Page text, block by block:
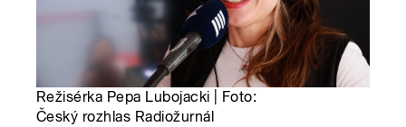
Režisérka Pepa Lubojacki | Foto:
Český rozhlas Radiožurnál